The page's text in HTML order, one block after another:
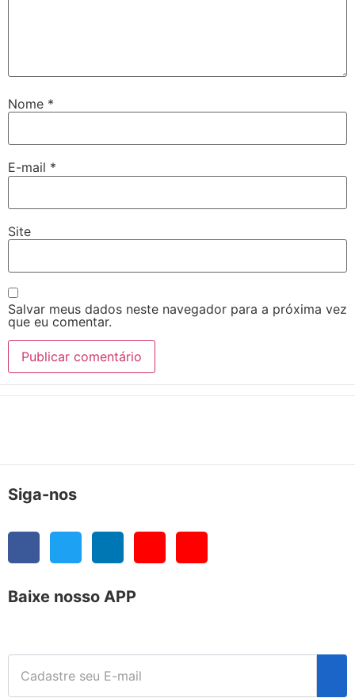
Nome *
E-mail *
Site
Salvar meus dados neste navegador para a próxima vez
que eu comentar.
Siga-nos
Baixe nosso APP